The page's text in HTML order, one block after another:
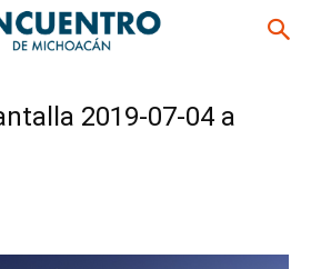
2019-07-04 a